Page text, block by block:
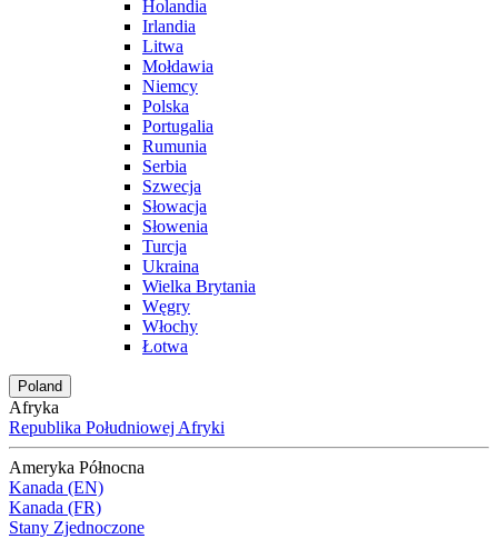
Holandia
Irlandia
Litwa
Mołdawia
Niemcy
Polska
Portugalia
Rumunia
Serbia
Szwecja
Słowacja
Słowenia
Turcja
Ukraina
Wielka Brytania
Węgry
Włochy
Łotwa
Poland
Afryka
Republika Południowej Afryki
Ameryka Północna
Kanada (EN)
Kanada (FR)
Stany Zjednoczone